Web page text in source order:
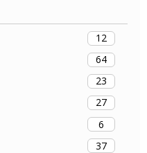
12
64
23
27
6
37